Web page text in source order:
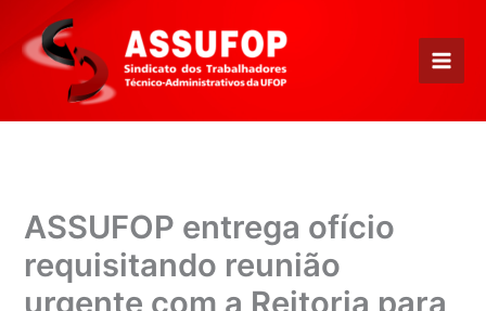
para
conteúdo
ASSUFOP entrega ofício
requisitando reunião
urgente com a Reitoria para